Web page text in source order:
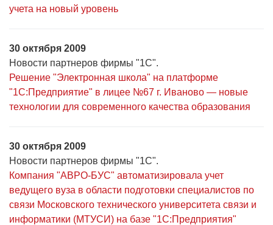
учета на новый уровень
30 октября 2009
Новости партнеров фирмы "1С".
Решение "Электронная школа" на платформе
"1С:Предприятие" в лицее №67 г. Иваново — новые
технологии для современного качества образования
30 октября 2009
Новости партнеров фирмы "1С".
Компания "АВРО-БУС" автоматизировала учет
ведущего вуза в области подготовки специалистов по
связи Московского технического университета связи и
информатики (МТУСИ) на базе "1С:Предприятия"